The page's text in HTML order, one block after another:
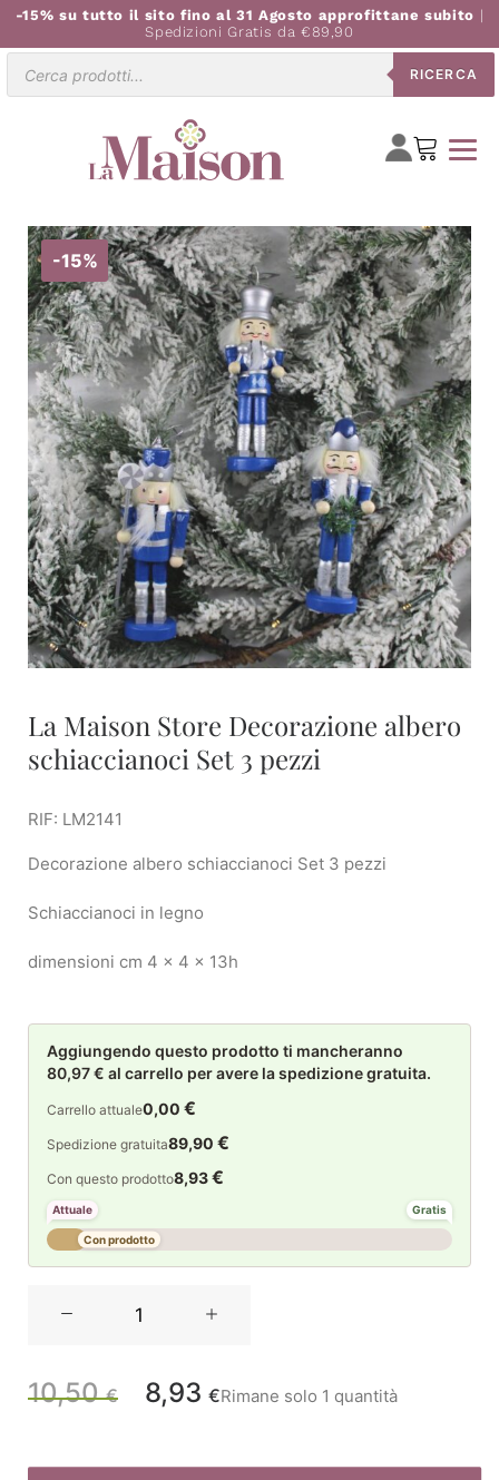
-15% su tutto il sito fino al 31 Agosto approfittane subito |
Spedizioni Gratis da €89,90
RICERCA
-15%
La Maison Store Decorazione albero
schiaccianoci Set 3 pezzi
RIF: LM2141
Decorazione albero schiaccianoci Set 3 pezzi
Schiaccianoci in legno
dimensioni cm 4 x 4 x 13h
Aggiungendo questo prodotto ti mancheranno
80,97 € al carrello per avere la spedizione gratuita.
Carrello attuale0,00 €
Spedizione gratuita89,90 €
Con questo prodotto8,93€
Attuale Gratis
Con prodotto
albero
10,50€ 8,93 €Il
Rimane solo 1 quantità